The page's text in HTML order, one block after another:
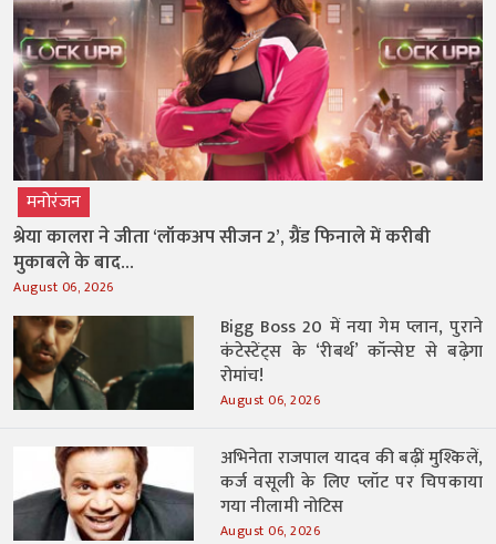
Bigg Boss 20 में नया गेम प्लान, पुराने
कंटेस्टेंट्स के ‘रीबर्थ’ कॉन्सेप्ट से बढ़ेगा
रोमांच!
August 06, 2026
अभिनेता राजपाल यादव की बढ़ीं मुश्किलें,
कर्ज वसूली के लिए प्लॉट पर चिपकाया
गया नीलामी नोटिस
August 06, 2026
मनोरंजन
श्रेया कालरा ने जीता ‘लॉकअप सीजन 2’, ग्रैंड फिनाले में करीबी
मुकाबले के बाद...
August 06, 2026